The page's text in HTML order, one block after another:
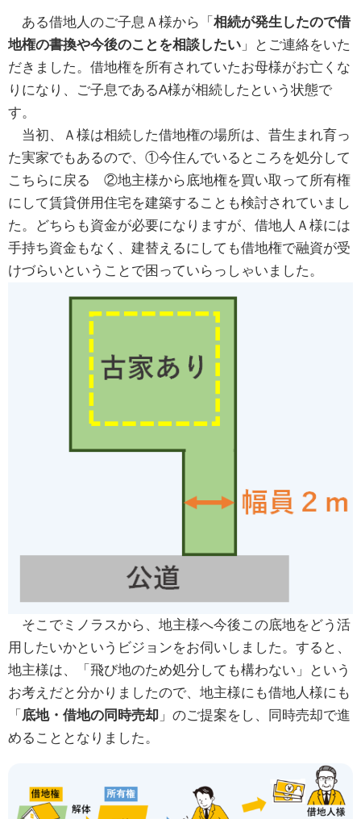
ある借地人のご子息Ａ様から「 相続が発生したので借
地権の書換や今後のことを相談したい 」とご連絡をいた
だきました。借地権を所有されていたお母様がお亡くな
りになり、ご子息であるA様が相続したという状態で
す。
当初、Ａ様は相続した借地権の場所は、昔生まれ育っ
た実家でもあるので、①今住んでいるところを処分して
こちらに戻る ②地主様から底地権を買い取って所有権
にして賃貸併用住宅を建築することも検討されていまし
た。どちらも資金が必要になりますが、借地人Ａ様には
手持ち資金もなく、建替えるにしても借地権で融資が受
けづらいということで困っていらっしゃいました。
そこでミノラスから、地主様へ今後この底地をどう活
用したいかというビジョンをお伺いしました。すると、
地主様は、「飛び地のため処分しても構わない」という
お考えだと分かりましたので、地主様にも借地人様にも
「 底地・借地の同時売却 」のご提案をし、同時売却で進
めることとなりました。